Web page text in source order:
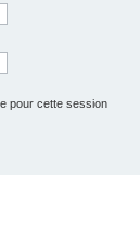
pour cette session